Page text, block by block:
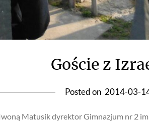
Goście z
Posted on 2014-03-
Matusik dyrektor Gimnazjum nr 2